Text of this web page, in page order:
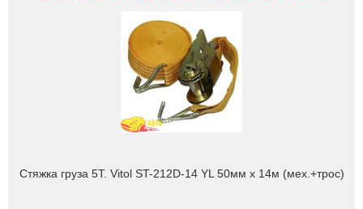
Стяжка груза 5Т. Vitol ST-212D-14 YL 50мм х 14м (мех.+трос)